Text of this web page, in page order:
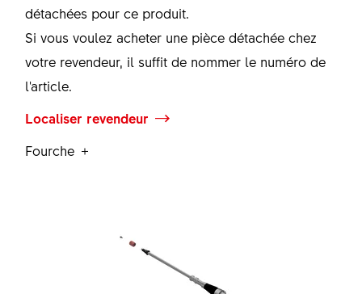
détachées pour ce produit.
Si vous voulez acheter une pièce détachée chez
votre revendeur, il suffit de nommer le numéro de
l'article.
Localiser revendeur
Fourche